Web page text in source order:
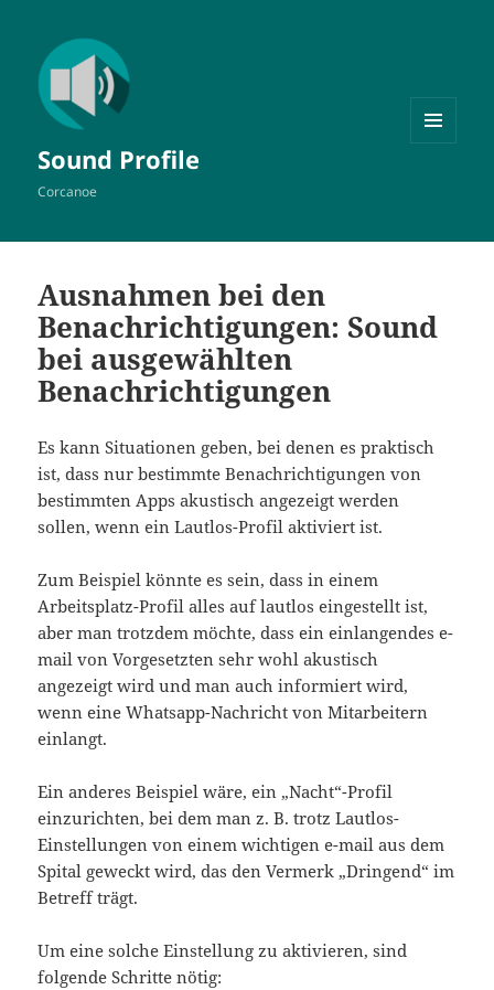
Sound Profile
Corcanoe
Ausnahmen bei den
Benachrichtigungen: Sound
bei ausgewählten
Benachrichtigungen
Es kann Situationen geben, bei denen es praktisch
ist, dass nur bestimmte Benachrichtigungen von
bestimmten Apps akustisch angezeigt werden
sollen, wenn ein Lautlos-Profil aktiviert ist.
Zum Beispiel könnte es sein, dass in einem
Arbeitsplatz-Profil alles auf lautlos eingestellt ist,
aber man trotzdem möchte, dass ein einlangendes e-
mail von Vorgesetzten sehr wohl akustisch
angezeigt wird und man auch informiert wird,
wenn eine Whatsapp-Nachricht von Mitarbeitern
einlangt.
Ein anderes Beispiel wäre, ein „Nacht“-Profil
einzurichten, bei dem man z. B. trotz Lautlos-
Einstellungen von einem wichtigen e-mail aus dem
Spital geweckt wird, das den Vermerk „Dringend“ im
Betreff trägt.
Um eine solche Einstellung zu aktivieren, sind
folgende Schritte nötig: